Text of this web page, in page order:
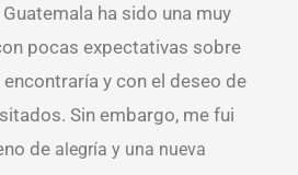
ha sido una muy
pocas expectativas sobre
y con el deseo de
Sin embargo, me fui
dealegría y una nueva